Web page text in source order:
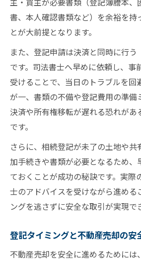
書、本人確認書類など）を余裕を持
とが大前提となります。
また、登記申請は決済と同時に行う
です。司法書士へ早めに依頼し、事
受けることで、当日のトラブルを回
が一、書類の不備や登記費用の準備
決済や所有権移転が遅れる恐れがあ
です。
さらに、相続登記が未了の土地や
加手続きや書類が必要となるため、
ておくことが成功の秘訣です。実際
士のアドバイスを受けながら進める
ングを逃さずに安全な取引が実現で
登記タイミングと不動産売却の安
不動産売却を安全に進めるためには